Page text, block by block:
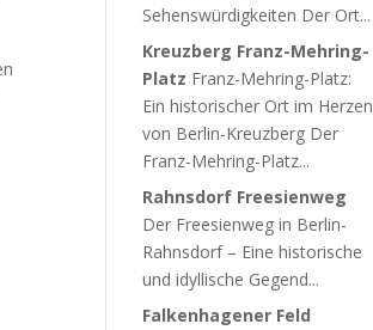
Sehenswürdigkeiten Der Ort...
Kreuzberg Franz-Mehring-
Platz Franz-Mehring-Platz:
Ein historischer Ort im Herzen
von Berlin-Kreuzberg Der
Franz-Mehring-Platz...
Rahnsdorf Freesienweg
Der Freesienweg in Berlin-
Rahnsdorf – Eine historische
und idyllische Gegend...
Falkenhagener Feld